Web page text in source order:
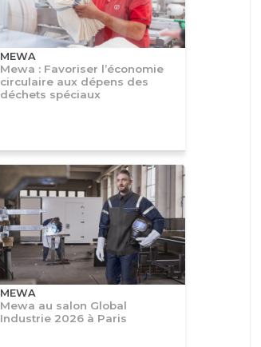
MEWA
Mewa : Favoriser l’économie
circulaire aux dépens des
déchets spéciaux
MEWA
Mewa au salon Global
Industrie 2026 à Paris